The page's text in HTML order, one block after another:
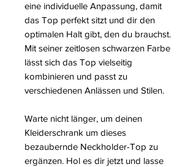
eine individuelle Anpassung, damit
das Top perfekt sitzt und dir den
optimalen Halt gibt, den du brauchst.
Mit seiner zeitlosen schwarzen Farbe
lässt sich das Top vielseitig
kombinieren und passt zu
verschiedenen Anlässen und Stilen.
Warte nicht länger, um deinen
Kleiderschrank um dieses
bezaubernde Neckholder-Top zu
ergänzen. Hol es dir jetzt und lasse